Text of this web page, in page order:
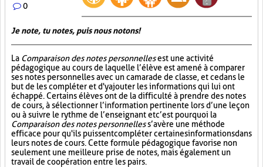
0
Je note, tu notes, puis nous notons!
La Comparaison des notes personnellesest une activité
pédagogique au cours de laquelle l’élève est amené à comparer
ses notes personnelles avec un camarade de classe, et ce dans le
but de les compléter et d'y ajouter les informations qui lui ont
échappé. Certains élèves ont de la difficulté à prendre des notes
de cours, à sélectionner l’information pertinente lors d’une leçon
ou à suivre le rythme de l’enseignant et c’est pourquoi la
Comparaison des notes personnelless’avère une méthode
efficace pour qu'ils puissent compléter certaines informations dans
leurs notes de cours. Cette formule pédagogique favorise non
seulement une meilleure prise de notes, mais également un
travail de coopération entre les pairs.